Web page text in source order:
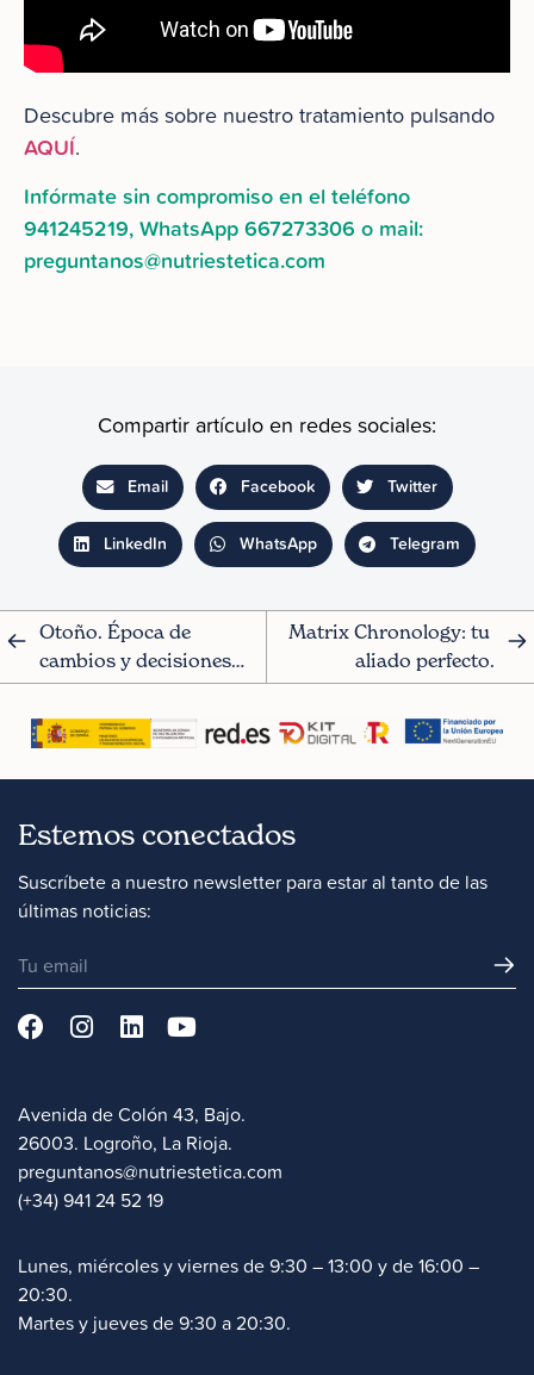
Descubre más sobre nuestro tratamiento pulsando
AQUÍ.
Infórmate sin compromiso en el teléfono
941245219, WhatsApp 667273306 o mail:
preguntanos@nutriestetica.com
Compartir artículo en redes sociales:
Email Facebook Twitter
LinkedIn WhatsApp Telegram
Otoño. Época de
cambios y decisiones…
Matrix Chronology: tu
aliado perfecto.
Estemos conectados
Suscríbete a nuestro newsletter para estar al tanto de las
últimas noticias:
Avenida de Colón 43, Bajo.
26003. Logroño, La Rioja.
preguntanos@nutriestetica.com
(+34) 941 24 52 19
Lunes, miércoles y viernes de 9:30 – 13:00 y de 16:00 –
20:30.
Martes y jueves de 9:30 a 20:30.